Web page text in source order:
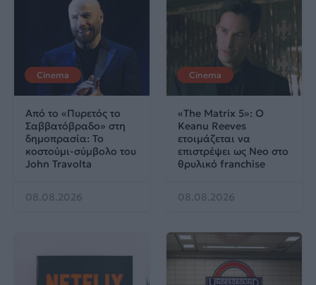
Cinema
Από το «Πυρετός το
Σαββατόβραδο» στη
δημοπρασία: Το
κοστούμι-σύμβολο του
John Travolta
08.08.2026
Cinema
«The Matrix 5»: Ο
Keanu Reeves
ετοιμάζεται να
επιστρέψει ως Neo στο
θρυλικό franchise
08.08.2026